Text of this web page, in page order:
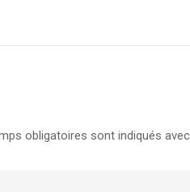
obligatoires sont indiqués avec